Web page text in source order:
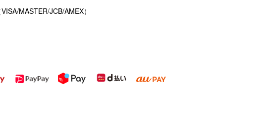
MASTER/JCB/AMEX）